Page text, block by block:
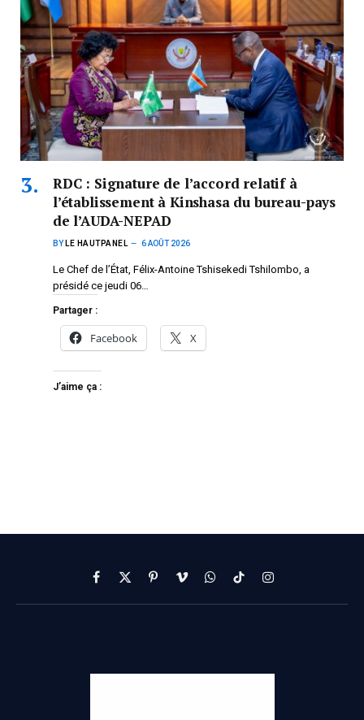
RDC : Signature de l’accord relatif à
l’établissement à Kinshasa du bureau-pays
de l’AUDA-NEPAD
BY LE HAUTPANEL 6 AOÛT 2026
Le Chef de l’État, Félix-Antoine Tshisekedi Tshilombo, a
présidé ce jeudi 06…
Partager :
Facebook X
J’aime ça :
Facebook
X
(Twitter)
PinterestVimeoWhatsApp
TikTokInstagram